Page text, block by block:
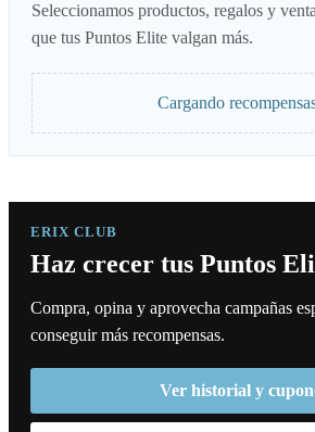
Seleccionamos productos, regalos y
que tus Puntos Elite valgan más.
Cargando
ERIX CLUB
Haz crecer tus Puntos
Compra, opina y aprovecha campañas
conseguir más recompensas.
Ver historial y